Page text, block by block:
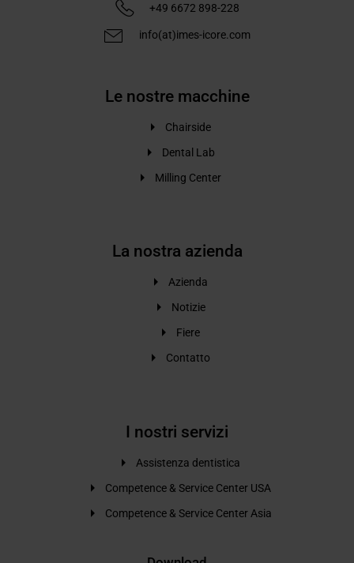
+49 6672 898-228
info(at)imes-icore.com
Le nostre macchine
Chairside
Dental Lab
Milling Center
La nostra azienda
Azienda
Notizie
Fiere
Contatto
I nostri servizi
Assistenza dentistica
Competence & Service Center USA
Competence & Service Center Asia